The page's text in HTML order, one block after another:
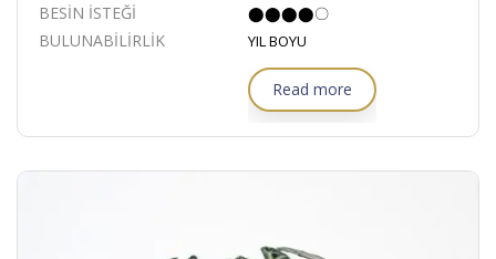
BESİN İSTEĞİ ⬤⬤⬤⬤〇
BULUNABİLİRLİK YIL BOYU
Read more